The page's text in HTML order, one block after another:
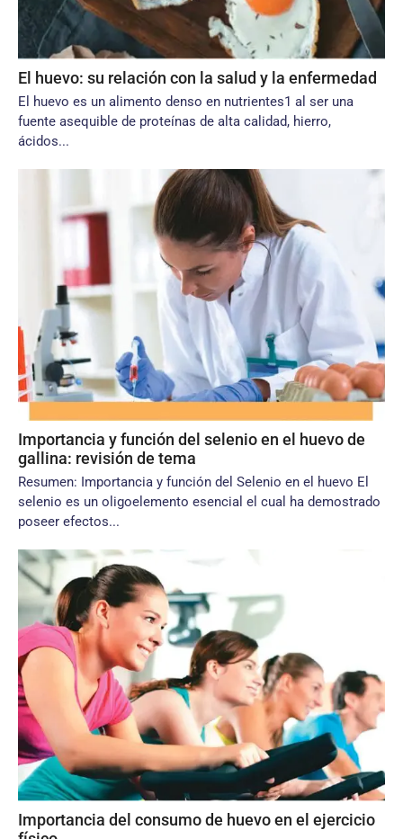
El huevo: su relación con la salud y la enfermedad
El huevo es un alimento denso en nutrientes1 al ser una
fuente asequible de proteínas de alta calidad, hierro,
ácidos...
Importancia y función del selenio en el huevo de
gallina: revisión de tema
Resumen: Importancia y función del Selenio en el huevo El
selenio es un oligoelemento esencial el cual ha demostrado
poseer efectos...
Importancia del consumo de huevo en el ejercicio